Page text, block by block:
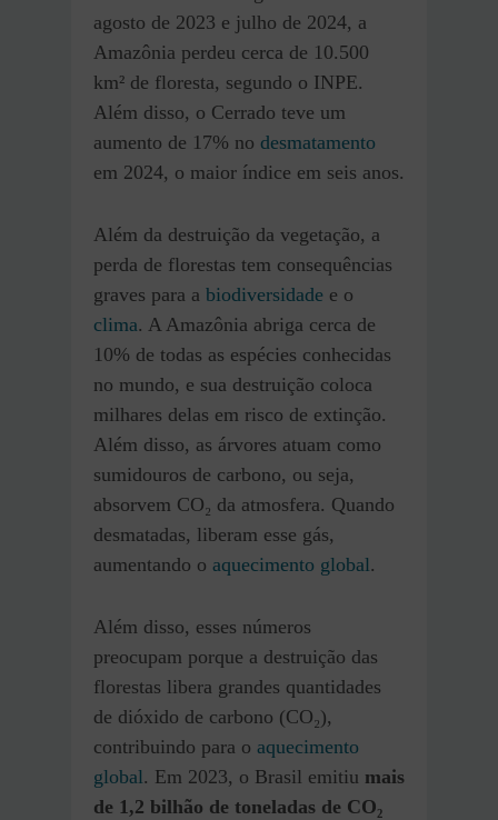
agosto de 2023 e julho de 2024, a
Amazônia perdeu cerca de 10.500
km² de floresta, segundo o INPE.
Além disso, o Cerrado teve um
aumento de 17% no desmatamento
em 2024, o maior índice em seis anos.
Além da destruição da vegetação, a
perda de florestas tem consequências
graves para a biodiversidade e o
clima. A Amazônia abriga cerca de
10% de todas as espécies conhecidas
no mundo, e sua destruição coloca
milhares delas em risco de extinção.
Além disso, as árvores atuam como
sumidouros de carbono, ou seja,
absorvem CO₂ da atmosfera. Quando
desmatadas, liberam esse gás,
aumentando o aquecimento global.
Além disso, esses números
preocupam porque a destruição das
florestas libera grandes quantidades
de dióxido de carbono (CO₂),
contribuindo para o aquecimento
global. Em 2023, o Brasil emitiu mais
de 1,2 bilhão de toneladas de CO₂